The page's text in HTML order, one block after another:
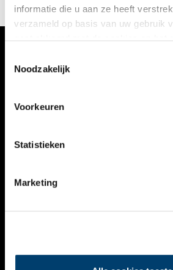
informatie die u aan ze heeft
verzameld op basis van uw gebruik
Noodzakelijk
Voorkeuren
Statistieken
Marketing
VERHALEN
KALENDER
THEMA’S
VIDEO’S
CONTACT